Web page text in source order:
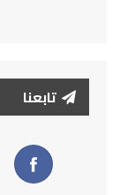
تابعنا